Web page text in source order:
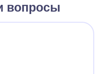
вопросы